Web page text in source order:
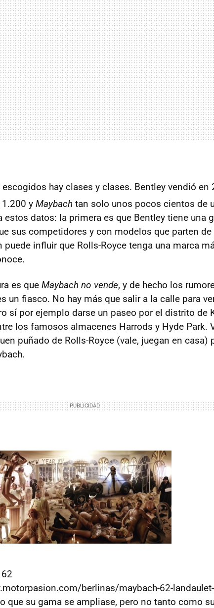
escogidos hay clases y clases. Bentley vendió en
1.200 y Maybach tan solo unos pocos cientos de
estos datos: la primera es que Bentley tiene una
sus competidores y con modelos que parten
puede influir que Rolls-Royce tenga una marca
es que Maybach no vende, y de hecho los
un fiasco. No hay más que salir a la calle para
sí por ejemplo darse un paseo por el distrito de
los famosos almacenes Harrods y Hyde Park.
puñado de Rolls-Royce (vale, juegan en casa)
berlinas/maybach-62-
que su gama se ampliase, pero no tanto como